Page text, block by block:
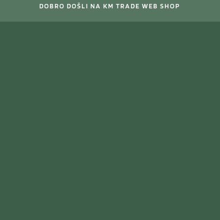
DOBRO DOŠLI NA KM TRADE WEB SHOP